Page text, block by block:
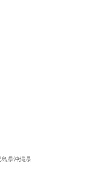
島県沖縄県